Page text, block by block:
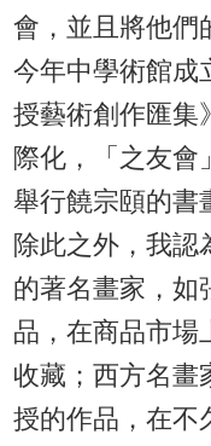
會，並且將他們
今年中學術館成
授藝術創作匯集
際化，「之友會
舉行饒宗頤的書
除此之外，我認
的著名畫家，如
品，在商品市場
收藏；西方名畫
授的作品，在不